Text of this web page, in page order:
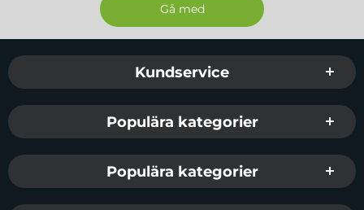
Sidfot Blandad info och länkar
Kundservice
Populära kategorier
Populära kategorier